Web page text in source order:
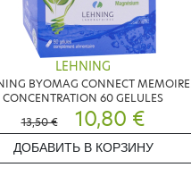
LEHNING
BYOMAG CONNECT MEMOIRE
CONCENTRATION 60 GELULES
13,50 €
10,80 €
ДОБАВИТЬ В КОРЗИНУ